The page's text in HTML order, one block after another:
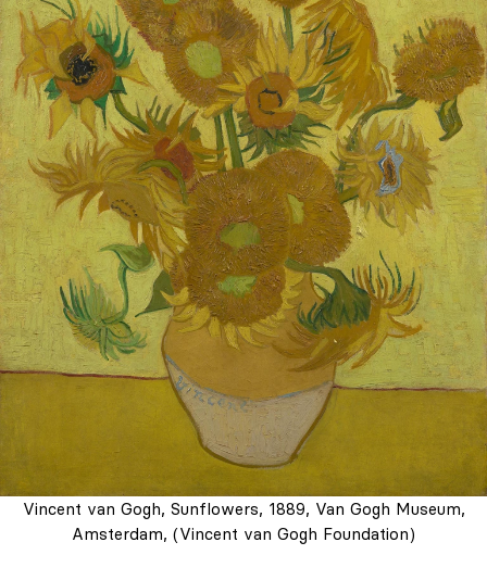
Vincent van Gogh, Sunflowers, 1889, Van Gogh Museum,
Amsterdam, (Vincent van Gogh Foundation)